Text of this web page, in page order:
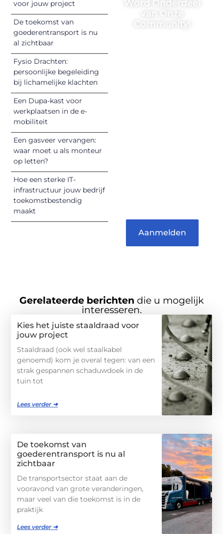
voor jouw project
De toekomst van
goederentransport is nu
al zichtbaar
Fysio Drachten:
persoonlijke begeleiding
bij lichamelijke klachten
Een Dupa-kast voor
werkplaatsen in de e-
mobiliteit
Een gasveer vervangen:
waar moet u als monteur
op letten?
Hoe een sterke IT-
infrastructuur jouw bedrijf
toekomstbestendig
maakt
Word Onderdeel
van Onze
Community!
Aanmelden
Gerelateerde berichten die u mogelijk
interesseren.
Kies het juiste staaldraad voor
jouw project
Staaldraad (ook wel staalkabel
genoemd) kom je overal tegen: van een
strak gespannen schaduwdoek in de
tuin tot
Lees verder ➜
De toekomst van
goederentransport is nu al
zichtbaar
De transportsector staat aan de
vooravond van grote veranderingen,
maar veel van die toekomst is in de
praktijk
Lees verder ➜